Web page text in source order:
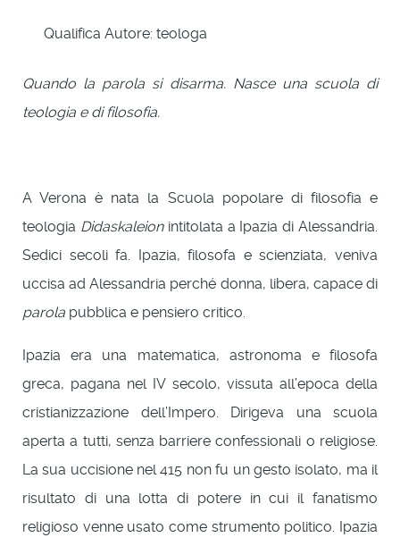
Qualifica Autore: teologa
Quando la parola si disarma. Nasce una scuola di
teologia e di filosofia.
A Verona è nata la Scuola popolare di filosofia e
teologia Didaskaleionintitolata a Ipazia di Alessandria.
Sedici secoli fa. Ipazia, filosofa e scienziata, veniva
uccisa ad Alessandria perché donna, libera, capace di
parola pubblica e pensiero critico.
Ipazia era una matematica, astronoma e filosofa
greca, pagana nel IV secolo, vissuta all’epoca della
cristianizzazione dell’Impero. Dirigeva una scuola
aperta a tutti, senza barriere confessionali o religiose.
La sua uccisione nel 415 non fu un gesto isolato, ma il
risultato di una lotta di potere in cui il fanatismo
religioso venne usato come strumento politico. Ipazia